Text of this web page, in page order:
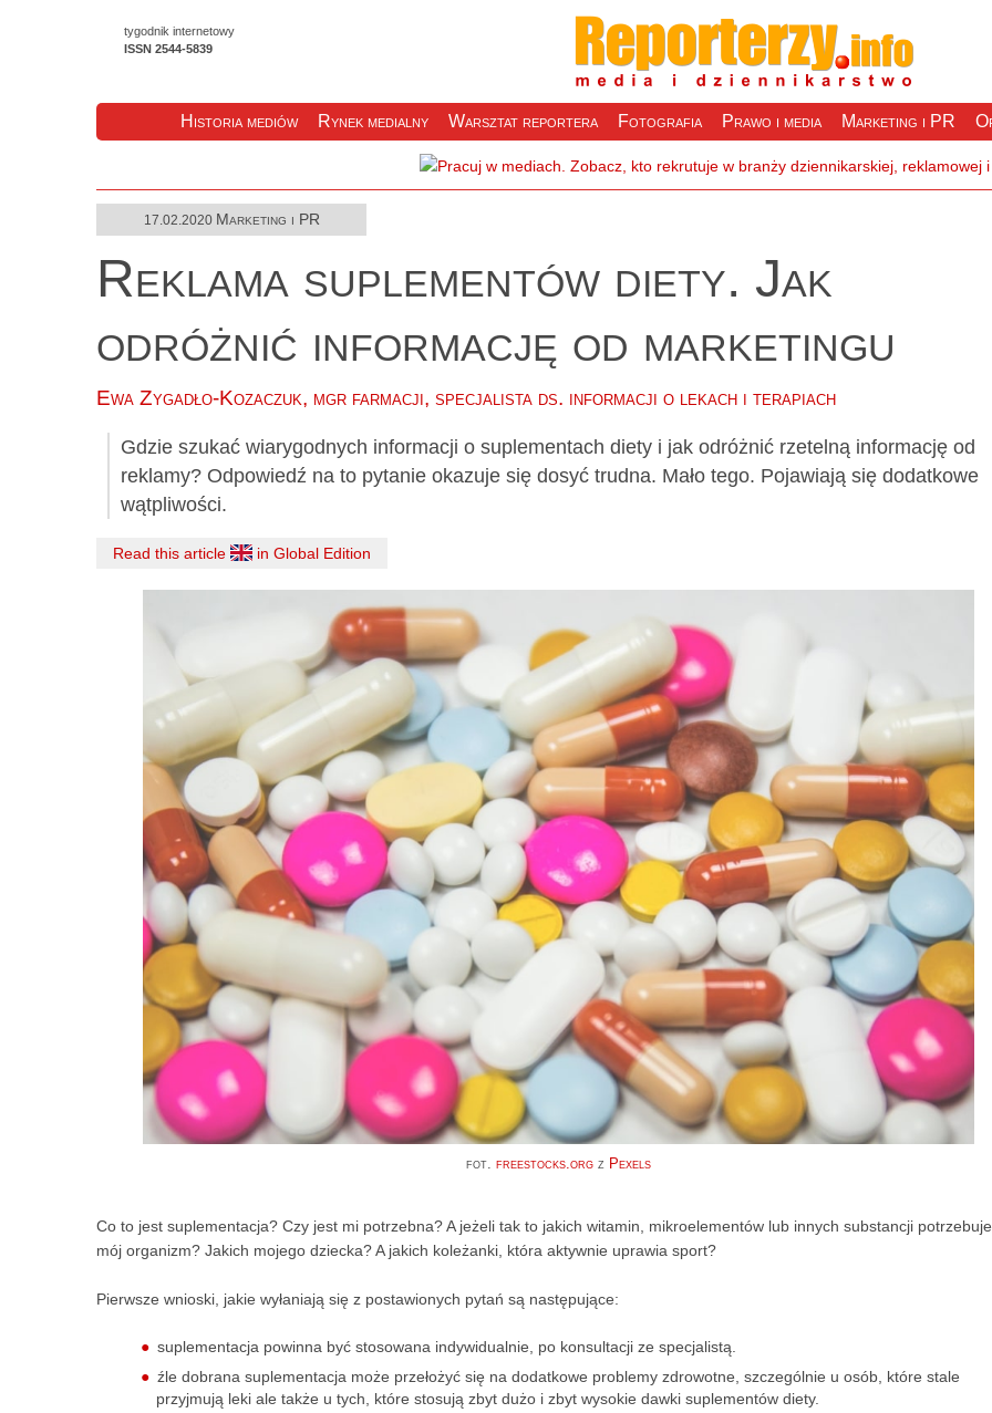
Historia mediów Rynek medialny Warsztat reportera Fotografia Prawo i media Marketing i PR
tygodnik internetowy
ISSN 2544-5839
17.02.2020 Marketing i PR
Reklama suplementów diety. Jak
odróżnić informację od marketingu
Ewa Zygadło-Kozaczuk, mgr farmacji, specjalista ds. informacji o lekach i terapiach
Gdzie szukać wiarygodnych informacji o suplementach diety i jak odróżnić rzetelną informację od
reklamy? Odpowiedź na to pytanie okazuje się dosyć trudna. Mało tego. Pojawiają się dodatkowe
wątpliwości.
Read this article in Global Edition
fot. freestocks.org z Pexels
Co to jest suplementacja? Czy jest mi potrzebna? A jeżeli tak to jakich witamin, mikroelementów lub innych substancji potrzebuje
mój organizm? Jakich mojego dziecka? A jakich koleżanki, która aktywnie uprawia sport?
Pierwsze wnioski, jakie wyłaniają się z postawionych pytań są następujące:
suplementacja powinna być stosowana indywidualnie, po konsultacji ze specjalistą.
źle dobrana suplementacja może przełożyć się na dodatkowe problemy zdrowotne, szczególnie u osób, które stale
przyjmują leki ale także u tych, które stosują zbyt dużo i zbyt wysokie dawki suplementów diety.